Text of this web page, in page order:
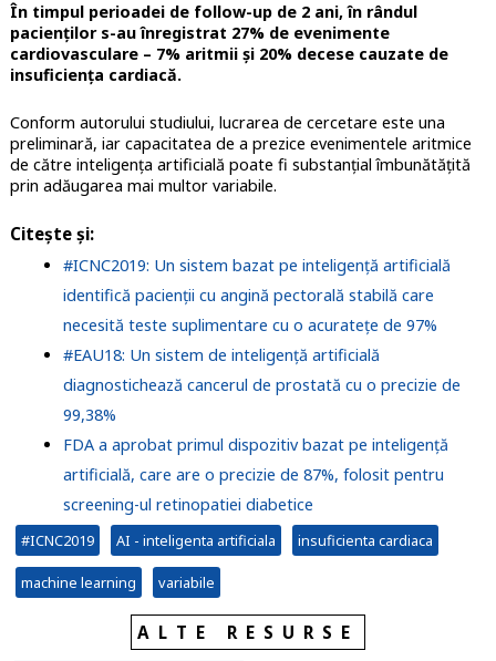
În timpul perioadei de follow-up de 2 ani, în rândul
pacienților s-au înregistrat 27% de evenimente
cardiovasculare – 7% aritmii și 20% decese cauzate de
insuficiența cardiacă.
Conform autorului studiului, lucrarea de cercetare este una
preliminară, iar capacitatea de a prezice evenimentele aritmice
de către inteligența artificială poate fi substanțial îmbunătățită
prin adăugarea mai multor variabile.
Citește și:
#ICNC2019: Un sistem bazat pe inteligență artificială
identifică pacienții cu angină pectorală stabilă care
necesită teste suplimentare cu o acuratețe de 97%
#EAU18: Un sistem de inteligență artificială
diagnostichează cancerul de prostată cu o precizie de
99,38%
FDA a aprobat primul dispozitiv bazat pe inteligență
artificială, care are o precizie de 87%, folosit pentru
screening-ul retinopatiei diabetice
#ICNC2019 AI - inteligenta artificiala insuficienta cardiaca
machine learning variabile
ALTE RESURSE